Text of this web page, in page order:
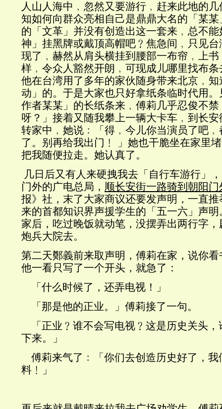
人山人海中﹐忽然又要游行﹐赶来此地的
知如何向群众亮相自己是鼎鼎大名的「某
的「文革」并没有创造出这一套来﹐总不
神」挂黑牌或戴顶高帽吧﹖焦急间﹐只见
现了﹐赫然从肩头横挂到腰部一布帘﹐上
样﹐令众人豁然开朗﹐可现成儿哪里找布
他在台湾用了多年的家伙随身带来北京﹐
动」的。于是大家也只好拿纸条临时代用
作者某某」的长纸条来﹐傅莉几乎忍俊不
呀？」接着又随我攀上一辆大卡车﹐到长
转家中﹐她说﹕「得﹐今儿你当演员了吧
了。别再给我出门﹗ 」她也干脆坐在家里
把我随便拉走。她认真了。
几日后又有人来硬拽我去「自行车游行」
门外的广电总局， 顺长安街一路骑到朝阳
报》社，末了大家商议还要发声明，一直
来的首都知识界声援学生的「五一六」声
家后，吃过晚饭就动笔，没摆弄出两行字
炮兵大院去。
第二天鄭義前来取声明，傅莉在家，说你
他一看只写了一个开头，就急了：
「什么时候了，还弄电视！」
「那是他的正业。」傅莉接了一句。
「正业﹖谁不会写电视﹖这是历史关头，
下来。」
傅莉来气了﹕「你们去创造历史好了，我
料﹗」